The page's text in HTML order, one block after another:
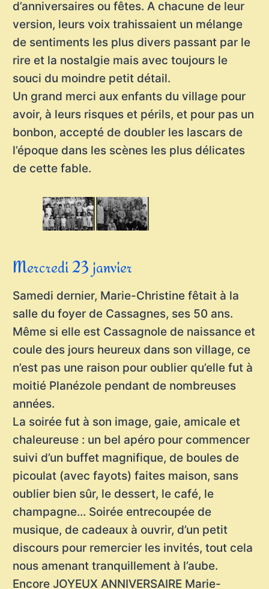
d’anniversaires ou fêtes. A chacune de leur
version, leurs voix trahissaient un mélange
de sentiments les plus divers passant par le
rire et la nostalgie mais avec toujours le
souci du moindre petit détail.
Un grand merci aux enfants du village pour
avoir, à leurs risques et périls, et pour pas un
bonbon, accepté de doubler les lascars de
l’époque dans les scènes les plus délicates
de cette fable.
Mercredi 23 janvier
Samedi dernier, Marie-Christine fêtait à la
salle du foyer de Cassagnes, ses 50 ans.
Même si elle est Cassagnole de naissance et
coule des jours heureux dans son village, ce
n’est pas une raison pour oublier qu’elle fut à
moitié Planézole pendant de nombreuses
années.
La soirée fut à son image, gaie, amicale et
chaleureuse : un bel apéro pour commencer
suivi d’un buffet magnifique, de boules de
picoulat (avec fayots) faites maison, sans
oublier bien sûr, le dessert, le café, le
champagne… Soirée entrecoupée de
musique, de cadeaux à ouvrir, d’un petit
discours pour remercier les invités, tout cela
nous amenant tranquillement à l’aube.
Encore JOYEUX ANNIVERSAIRE Marie-